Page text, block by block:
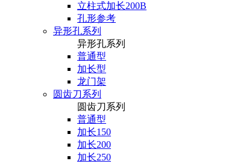
立柱式加长200B
孔形参考
异形孔系列
异形孔系列
普通型
加长型
龙门架
圆齿刀系列
圆齿刀系列
普通型
加长150
加长200
加长250